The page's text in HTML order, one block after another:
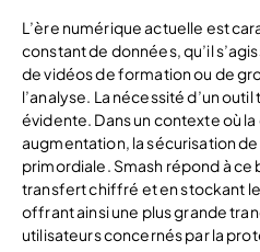
L’ère numérique actuelle est
constant de données, qu’il
de vidéos de formation ou de
l’analyse. La nécessité d’un
évidente. Dans un contexte où
augmentation, la sécurisation
primordiale. Smash répond à ce
transfert chiffré et en stockant
offrant ainsi une plus grande
utilisateurs concernés par la